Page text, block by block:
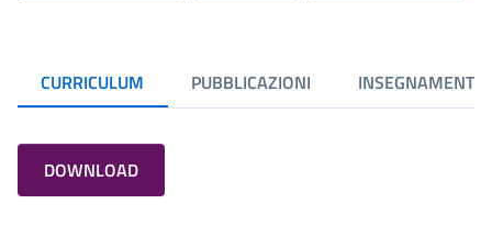
CURRICULUM PUBBLICAZIONI INSEGNAMENTI
DOWNLOAD